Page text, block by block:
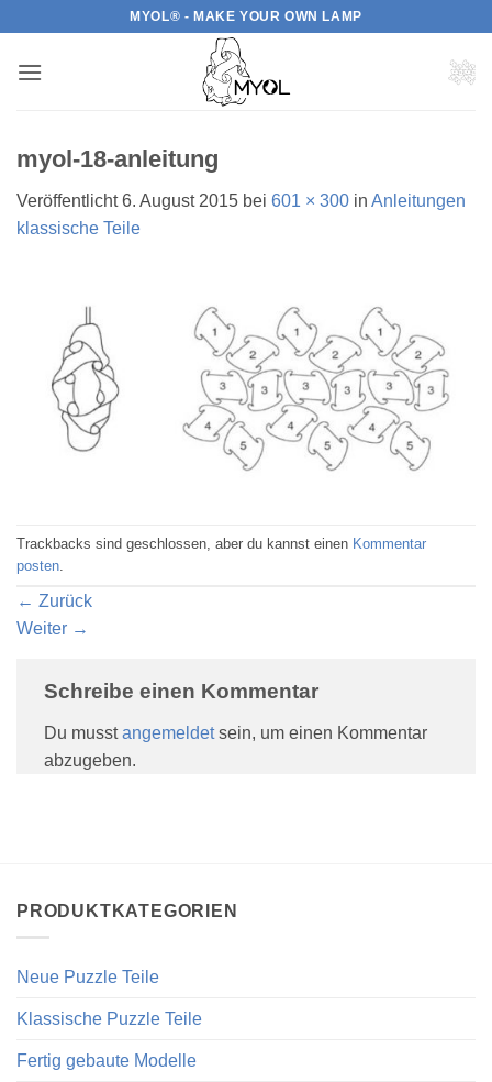
springen
MYOL® - MAKE YOUR OWN LAMP
myol-18-anleitung
Veröffentlicht6. August 2015 bei 601 × 300 in Anleitungen
klassische Teile
Trackbacks sind geschlossen, aber du kannst einen Kommentar
posten
← Zurück
Weiter →
Schreibe einen Kommentar
Du musstangemeldetsein, um einen Kommentar
abzugeben.
PRODUKTKATEGORIEN
Neue Puzzle Teile
Klassische Puzzle Teile
Fertig gebaute Modelle